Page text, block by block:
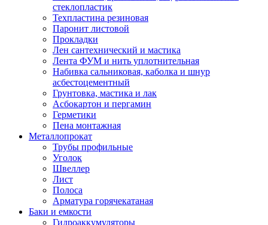
стеклопластик
Техпластина резиновая
Паронит листовой
Прокладки
Лен сантехнический и мастика
Лента ФУМ и нить уплотнительная
Набивка сальниковая, каболка и шнур
асбестоцементный
Грунтовка, мастика и лак
Асбокартон и пергамин
Герметики
Пена монтажная
Металлопрокат
Трубы профильные
Уголок
Швеллер
Лист
Полоса
Арматура горячекатаная
Баки и емкости
Гидроаккумуляторы